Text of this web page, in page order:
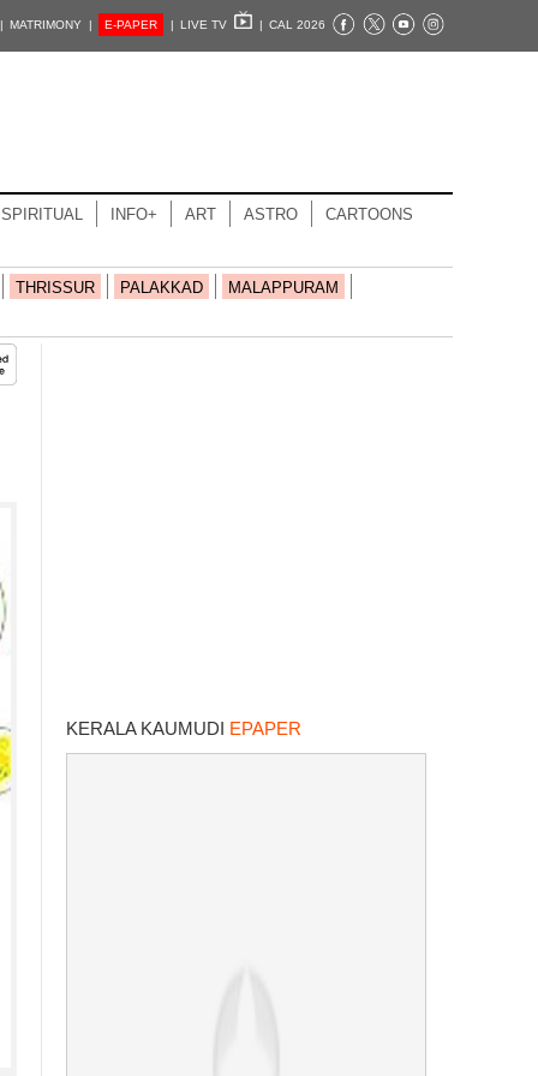
MATRIMONY | E-PAPER | LIVE TV | CAL 2026
SPIRITUAL INFO+ ART ASTRO CARTOONS
THRISSUR PALAKKAD MALAPPURAM
KERALA KAUMUDI EPAPER